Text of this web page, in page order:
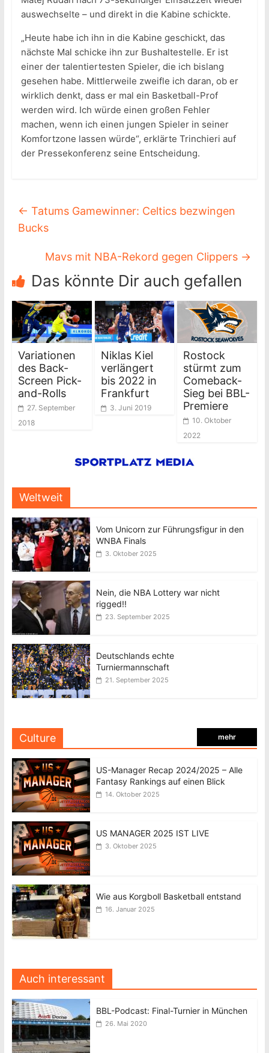
auswechselte – und direkt in die Kabine schickte.
„Heute habe ich ihn in die Kabine geschickt, das
nächste Mal schicke ihn zur Bushaltestelle. Er ist
einer der talentiertesten Spieler, die ich bislang
gesehen habe. Mittlerweile zweifle ich daran, ob er
wirklich denkt, dass er mal ein Basketball-Prof
werden wird. Ich würde einen großen Fehler
machen, wenn ich einen jungen Spieler in seiner
Komfortzone lassen würde“, erklärte Trinchieri auf
der Pressekonferenz seine Entscheidung.
← Tatums Gamewinner: Celtics bezwingen
Bucks
Mavs mit NBA-Rekord gegen Clippers →
Das könnte Dir auch gefallen
Variationen
des Back-
Screen Pick-
and-Rolls
27. September
2018
Niklas Kiel
verlängert
bis 2022 in
Frankfurt
3. Juni 2019
Rostock
stürmt zum
Comeback-
Sieg bei BBL-
Premiere
10. Oktober
2022
Weltweit
Vom Unicorn zur Führungsfigur in den
WNBA Finals
3. Oktober 2025
Nein, die NBA Lottery war nicht
rigged!!
23. September 2025
Deutschlands echte
Turniermannschaft
21. September 2025
Culture mehr
US-Manager Recap 2024/2025 – Alle
Fantasy Rankings auf einen Blick
14. Oktober 2025
US MANAGER 2025 IST LIVE
3. Oktober 2025
Wie aus Korgboll Basketball entstand
16. Januar 2025
Auch interessant
BBL-Podcast: Final-Turnier in München
26. Mai 2020